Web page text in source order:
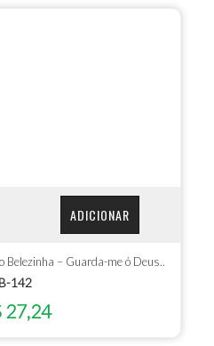
ADICIONAR
Belezinha – Guarda-me ó Deus..
B-142
27,24